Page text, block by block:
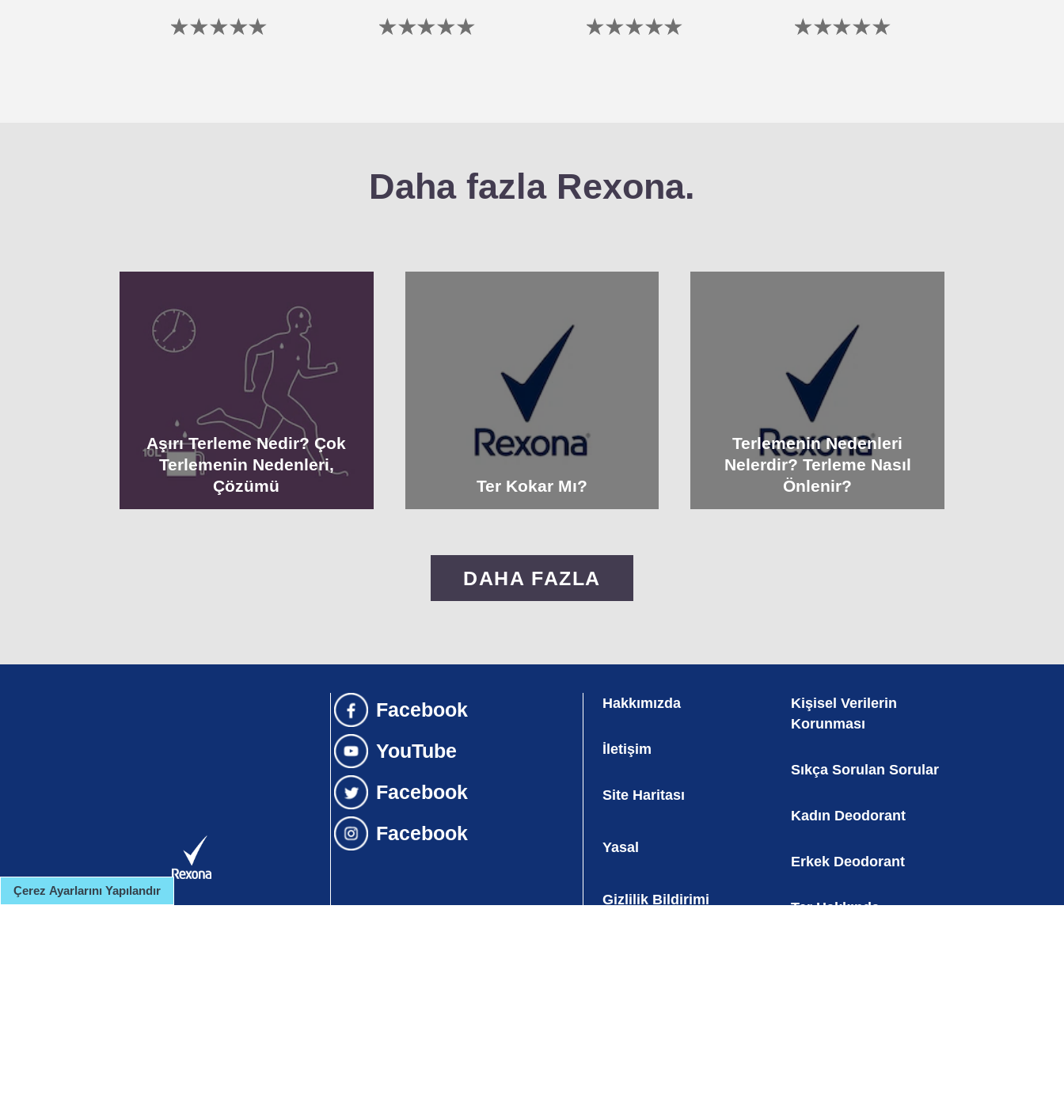
Bu
product
Bu
product
Bu
product
Bu
product
Daha fazla Rexona.
Aşırı Terleme Nedir? Çok
Terlemenin Nedenleri,
Çözümü
Ter Kokar Mı?
Terlemenin Nedenleri
Nelerdir? Terleme Nasıl
Önlenir?
DAHA FAZLA
Hakkımızda
İletişim
Site Haritası
Yasal
Gizlilik Bildirimi
Kişisel Verilerin
Korunması
Sıkça Sorulan Sorular
Kadın Deodorant
Erkek Deodorant
Ter Hakkında
Çerez Ayarlarını Yapılandır